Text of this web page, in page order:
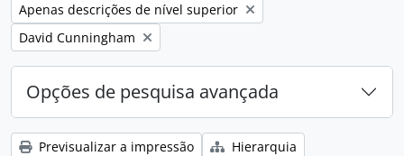
Remove filter:
Apenas descrições de nível superior
Remove filter:
David Cunningham
Opções de pesquisa avançada
Previsualizar a impressão
Hierarquia